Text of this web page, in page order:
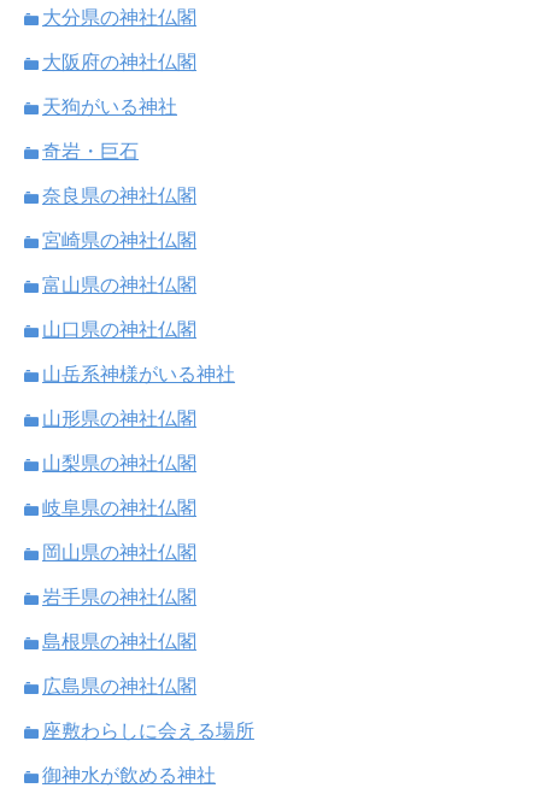
大分県の神社仏閣
大阪府の神社仏閣
天狗がいる神社
奇岩・巨石
奈良県の神社仏閣
宮崎県の神社仏閣
富山県の神社仏閣
山口県の神社仏閣
山岳系神様がいる神社
山形県の神社仏閣
山梨県の神社仏閣
岐阜県の神社仏閣
岡山県の神社仏閣
岩手県の神社仏閣
島根県の神社仏閣
広島県の神社仏閣
座敷わらしに会える場所
御神水が飲める神社